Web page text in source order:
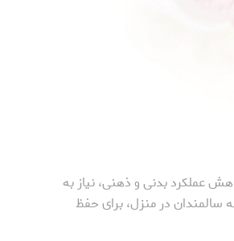
عملکرد بدنی و ذهنی، نیاز به
در منزل، برای حفظ